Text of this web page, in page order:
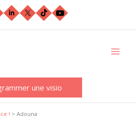
une visio
! > Adouna